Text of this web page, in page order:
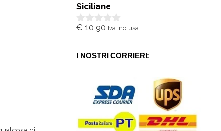
Siciliane
0
5
€ 10,90 Iva inclusa
I NOSTRI CORRIERI: